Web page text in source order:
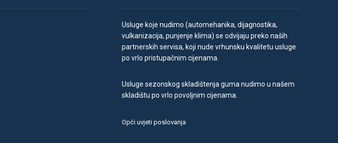
Usluge koje nudimo (automehanika, dijagnostika,
vulkanizacija, punjenje klima) se odvijaju preko naših
partnerskih servisa, koji nude vrhunsku kvalitetu usluge
po vrlo pristupačnim cijenama.
Usluge sezonskog skladištenja guma nudimo u našem
skladištu po vrlo povoljnim cijenama.
Opći uvjeti poslovanja